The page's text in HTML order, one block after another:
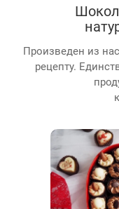
Произведен из
рецепту.